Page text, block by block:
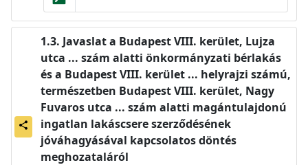
share
Javaslat a Budapest VIII. kerület, Lujza
utca ... szám alatti önkormányzati bérlakás
és a Budapest VIII. kerület ... helyrajzi számú,
természetben Budapest VIII. kerület, Nagy
Fuvaros utca ... szám alatti magántulajdonú
ingatlan lakáscsere szerződésének
jóváhagyásával kapcsolatos döntés
meghozataláról